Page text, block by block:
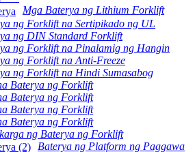
Mga Baterya ng Lithium Forklift
ng Forklift na Sertipikado ng UL
ng DIN Standard Forklift
ng Forklift na Pinalamig ng Hangin
ng Forklift na Anti-Freeze
ng Forklift na Hindi Sumasabog
Baterya ng Forklift
Baterya ng Forklift
Baterya ng Forklift
Baterya ng Forklift
ng Baterya ng Forklift
Baterya ng Platform ng Paggawa